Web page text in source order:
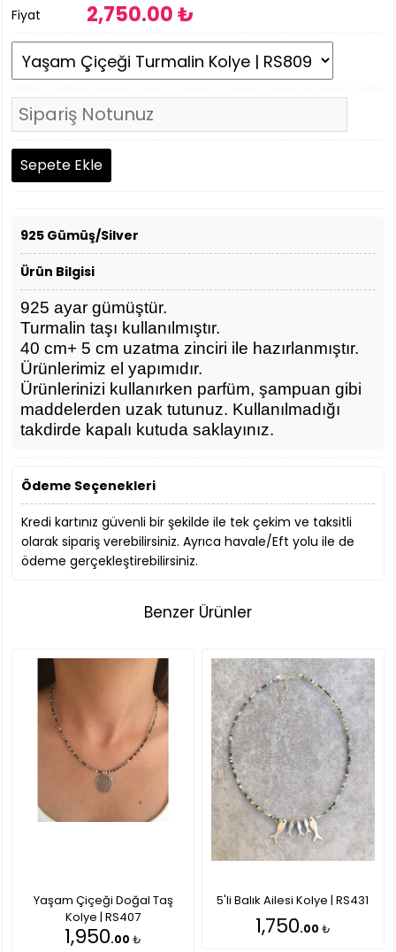
Fiyat 2,750.00 ₺
925 Gümüş/Silver
Ürün Bilgisi
925 ayar gümüştür.
Turmalin taşı kullanılmıştır.
40 cm+ 5 cm uzatma zinciri ile hazırlanmıştır.
Ürünlerimiz el yapımıdır.
Ürünlerinizi kullanırken parfüm, şampuan gibi
maddelerden uzak tutunuz. Kullanılmadığı
takdirde kapalı kutuda saklayınız.
Ödeme Seçenekleri
Kredi kartınız güvenli bir şekilde ile tek çekim ve taksitli
olarak sipariş verebilirsiniz. Ayrıca havale/Eft yolu ile de
ödeme gerçekleştirebilirsiniz.
Benzer Ürünler
Yaşam Çiçeği Doğal Taş
Kolye | RS407
1,950.00 ₺
5'li Balık Ailesi Kolye | RS431
1,750.00 ₺